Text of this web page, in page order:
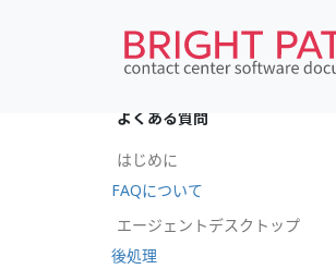
よくある質問
はじめに
FAQについて
エージェントデスクトップ
後処理